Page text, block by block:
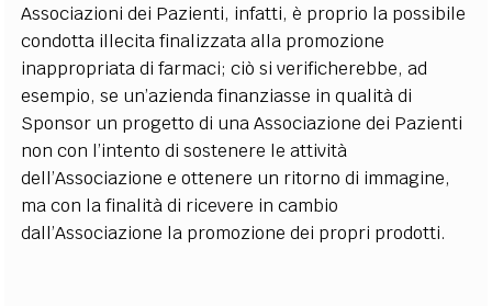
Associazioni dei Pazienti, infatti, è proprio la possibile
condotta illecita finalizzata alla promozione
inappropriata di farmaci; ciò si verificherebbe, ad
esempio, se un’azienda finanziasse in qualità di
Sponsor un progetto di una Associazione dei Pazienti
non con l’intento di sostenere le attività
dell’Associazione e ottenere un ritorno di immagine,
ma con la finalità di ricevere in cambio
dall’Associazione la promozione dei propri prodotti.